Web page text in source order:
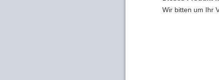
Wir bitten um Ihr